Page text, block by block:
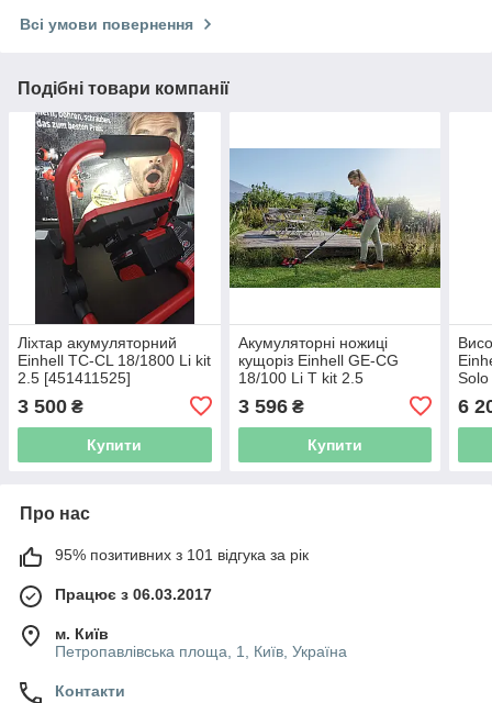
Всі умови повернення
Подібні товари компанії
Ліхтар акумуляторний
Einhell TC-CL 18/1800 Li kit
2.5 [451411525]
3 500 ₴
Купити
Акумуляторні ножиці
кущоріз Einhell GE-CG
18/100 Li T kit 2.5
3 596₴
Купити
6
Про нас
95% позитивних з 101 відгука за рік
Працює з 06.03.2017
м. Київ
Петропавлівська площа, 1, Київ, Україна
Контакти